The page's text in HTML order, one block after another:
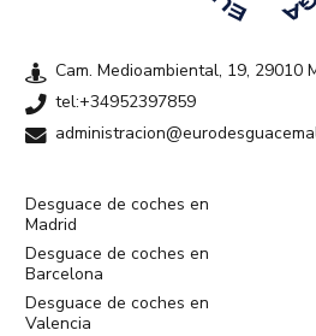
Cam. Medioambiental, 19, 29010
tel:+34952397859
Desguace de coches en
Madrid
Desguace de coches en
Barcelona
Desguace de coches en
Valencia